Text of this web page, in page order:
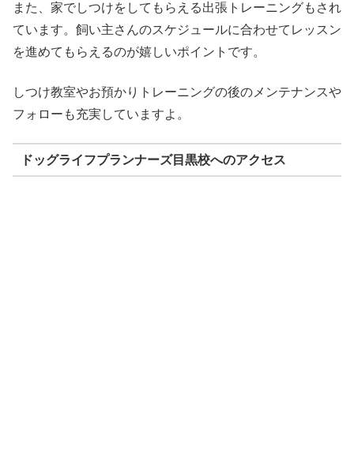
また、家でしつけをしてもらえる出張トレーニングもされ
ています。飼い主さんのスケジュールに合わせてレッスン
を進めてもらえるのが嬉しいポイントです。
しつけ教室やお預かりトレーニングの後のメンテナンスや
フォローも充実していますよ。
ドッグライフプランナーズ目黒校へのアクセス